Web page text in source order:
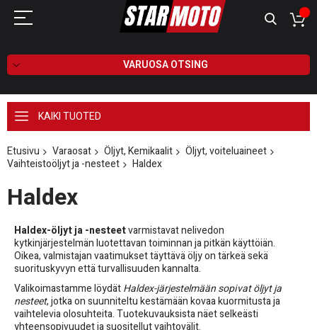
VARUOSA OTSING
KAIKI TUOTED
Etusivu Varaosat Öljyt, Kemikaalit
Öljyt, voiteluaineet
Vaihteistoöljyt ja -nesteet
Haldex
Haldex
Haldex-öljyt ja -nesteetvarmistavat nelivedon
kytkinjärjestelmän luotettavan toiminnan ja pitkän käyttöiän.
Oikea, valmistajan vaatimukset täyttävä öljy on tärkeä sekä
suorituskyvyn että turvallisuuden kannalta.
Valikoimastamme löydätHaldex-järjestelmään sopivat öljyt ja
nesteet, jotka on suunniteltu kestämään kovaa kuormitusta ja
vaihtelevia olosuhteita. Tuotekuvauksista näet selkeästi
yhteensopivuudet ja suositellut vaihtovälit.